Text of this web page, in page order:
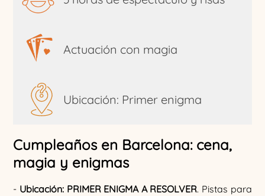
Actuación con magia
Ubicación: Primer enigma
Cumpleaños en Barcelona: cena,
magia y enigmas
- Ubicación: PRIMER ENIGMA A RESOLVER. Pistas para